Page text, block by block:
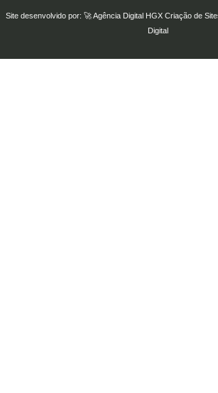
Site desenvolvido por: 🚀Agência Digital HGXCriação de
Digital